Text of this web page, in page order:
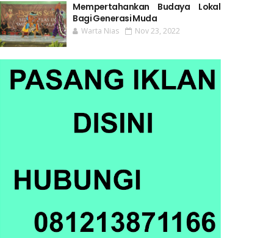
Mempertahankan Budaya Lokal
Bagi Generasi Muda
Warta Nias Nov 23, 2022